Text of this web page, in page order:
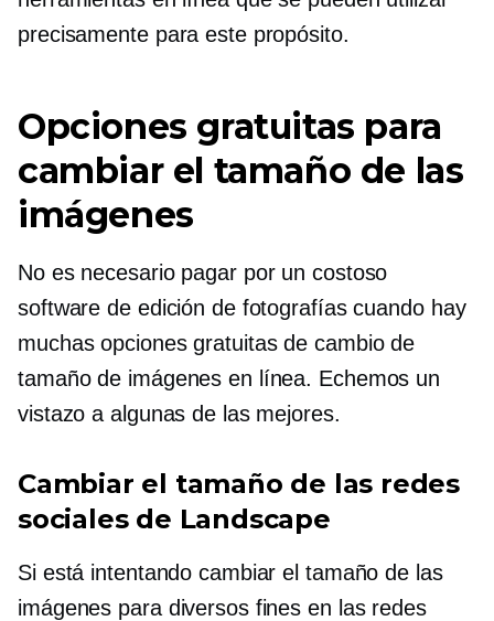
precisamente para este propósito.
Opciones gratuitas para
cambiar el tamaño de las
imágenes
No es necesario pagar por un costoso
software de edición de fotografías cuando hay
muchas opciones gratuitas de cambio de
tamaño de imágenes en línea. Echemos un
vistazo a algunas de las mejores.
Cambiar el tamaño de las redes
sociales de Landscape
Si está intentando cambiar el tamaño de las
imágenes para diversos fines en las redes